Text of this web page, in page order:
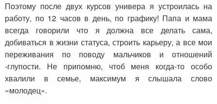
Поэтому после двух курсов универа я устроилась на
работу, по 12 часов в день, по графику! Папа и мама
всегда говорили что я должна все делать сама,
добиваться в жизни статуса, строить карьеру, а все мои
переживания по поводу мальчиков и отношений
-глупости. Не припомню, чтоб меня когда-то особо
хвалили в семье, максимум я слышала слово
«молодец».